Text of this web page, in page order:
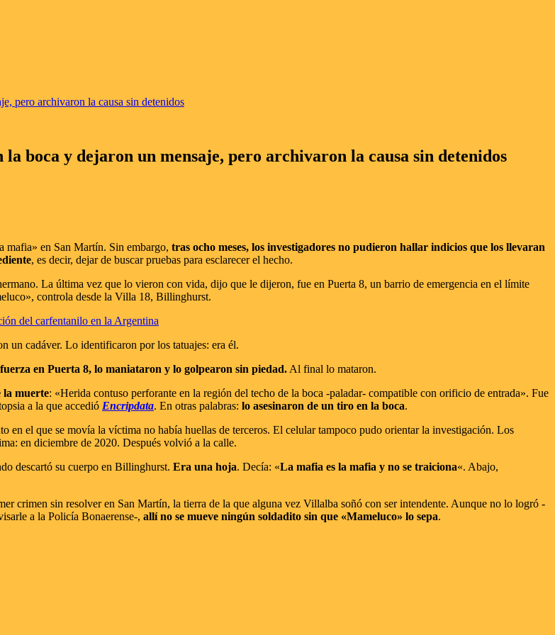
pero archivaron la causa sin detenidos
boca y dejaron un mensaje, pero archivaron la causa sin detenidos
mafia» en San Martín. Sin embargo, tras ocho meses, los investigadores no pudieron hallar indicios que los llevaran
, es decir, dejar de buscar pruebas para esclarecer el hecho.
La última vez que lo vieron con vida, dijo que le dijeron, fue en Puerta 8, un barrio de emergencia en el límite
controla desde la Villa 18, Billinghurst.
del carfentanilo en la Argentina
un cadáver. Lo identificaron por los tatuajes: era él.
en Puerta 8, lo maniataron y lo golpearon sin piedad. Al final lo mataron.
la muerte: «Herida contuso perforante en la región del techo de la boca -paladar- compatible con orificio de entrada». Fue
a la que accedió Encripdata. En otras palabras: lo asesinaron de un tiro en la boca.
en el que se movía la víctima no había huellas de terceros. El celular tampoco pudo orientar la investigación. Los
en diciembre de 2020. Después volvió a la calle.
descartó su cuerpo en Billinghurst. Era una hoja. Decía: «La mafia es la mafia y no se traiciona«. Abajo,
crimen sin resolver en San Martín, la tierra de la que alguna vez Villalba soñó con ser intendente. Aunque no lo logró -
a la Policía Bonaerense-, allí no se mueve ningún soldadito sin que «Mameluco» lo sepa.